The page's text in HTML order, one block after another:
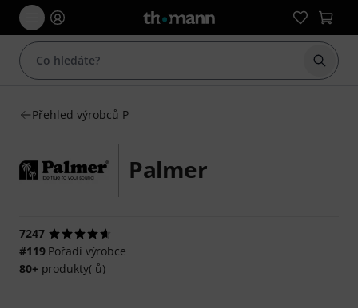
Začít
Přehled výrobců P
Palmer
7247
#119Pořadí výrobce
80+produkty(-ů)